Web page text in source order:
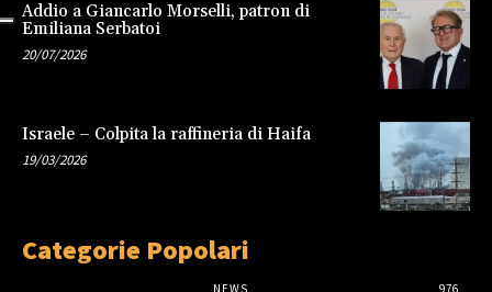
Addio a Giancarlo Morselli, patron di
Emiliana Serbatoi
20/07/2026
Israele – Colpita la raffineria di Haifa
19/03/2026
Categorie Popolari